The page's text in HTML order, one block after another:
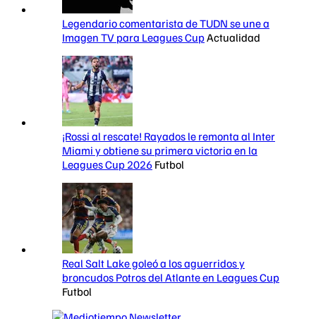
Legendario comentarista de TUDN se une a
Imagen TV para Leagues CupActualidad
¡Rossi al rescate! Rayados le remonta al Inter
Miami y obtiene su primera victoria en la
Leagues Cup 2026 Futbol
Real Salt Lake goleó a los aguerridos y
broncudos Potros del Atlante en Leagues Cup
Futbol